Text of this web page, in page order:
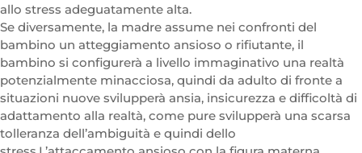
allo stress adeguatamente alta.
Se diversamente, la madre assume nei confronti del
bambino un atteggiamento ansioso o rifiutante, il
bambino si configurerà a livello immaginativo una realtà
potenzialmente minacciosa, quindi da adulto di fronte a
situazioni nuove svilupperà ansia, insicurezza e difficoltà di
adattamento alla realtà, come pure svilupperà una scarsa
tolleranza dell’ambiguità e quindi dello